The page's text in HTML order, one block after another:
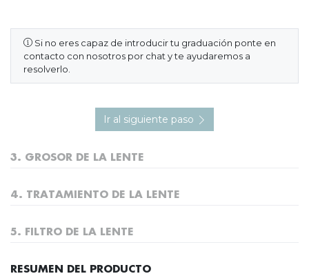
Si no eres capaz de introducir tu graduación ponte en
contacto con nosotros por chat y te ayudaremos a
resolverlo.
Ir al siguiente paso
3. GROSOR DE LA LENTE
4. TRATAMIENTO DE LA LENTE
5. FILTRO DE LA LENTE
RESUMEN DEL PRODUCTO